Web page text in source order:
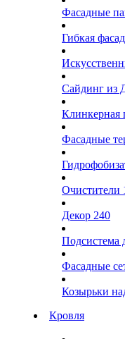
Фасадные
Гибкая
Сайдинг из
Клинкерная
Фасадные
Очистители
Декор 240
Подсистема
Фасадные
Козырьки
Кровля